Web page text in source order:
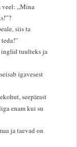
veel: „Mina
siis ta
inglid tuulteks ja
igavesest
seepärast
enam kui su
ja taevad on